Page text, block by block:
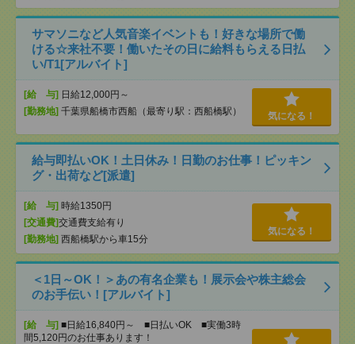
サマソニなど人気音楽イベントも！好きな場所で働
ける☆来社不要！働いたその日に給料もらえる日払
い/T1[アルバイト]
[給 与] 日給12,000円～
[勤務地] 千葉県船橋市西船（最寄り駅：西船橋駅） 気になる！
給与即払いOK！土日休み！日勤のお仕事！ピッキン
グ・出荷など[派遣]
[給 与] 時給1350円
[交通費]交通費支給有り
[勤務地] 西船橋駅から車15分
気になる！
＜1日～OK！＞あの有名企業も！展示会や株主総会
のお手伝い！[アルバイト]
[給 与] ■日給16,840円～ ■日払いOK ■実働3時
間5,120円のお仕事あります！